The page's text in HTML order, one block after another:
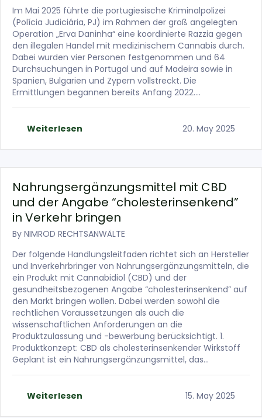
Im Mai 2025 führte die portugiesische Kriminalpolizei
(Polícia Judiciária, PJ) im Rahmen der groß angelegten
Operation „Erva Daninha“ eine koordinierte Razzia gegen
den illegalen Handel mit medizinischem Cannabis durch.
Dabei wurden vier Personen festgenommen und 64
Durchsuchungen in Portugal und auf Madeira sowie in
Spanien, Bulgarien und Zypern vollstreckt. Die
Ermittlungen begannen bereits Anfang 2022….
Weiterlesen 20. May 2025
Nahrungsergänzungsmittel mit CBD
und der Angabe “cholesterinsenkend”
in Verkehr bringen
By NIMROD RECHTSANWÄLTE
Der folgende Handlungsleitfaden richtet sich an Hersteller
und Inverkehrbringer von Nahrungsergänzungsmitteln, die
ein Produkt mit Cannabidiol (CBD) und der
gesundheitsbezogenen Angabe “cholesterinsenkend” auf
den Markt bringen wollen. Dabei werden sowohl die
rechtlichen Voraussetzungen als auch die
wissenschaftlichen Anforderungen an die
Produktzulassung und -bewerbung berücksichtigt. 1.
Produktkonzept: CBD als cholesterinsenkender Wirkstoff
Geplant ist ein Nahrungsergänzungsmittel, das…
Weiterlesen 15. May 2025